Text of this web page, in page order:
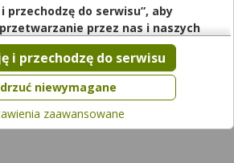
|65+
zł do 64,21 zł
przechodzę do serwisu”, aby
przez nas i naszych
danych w powyższych celach.
zgody jest dobrowolne, a wyrażoną
chwili cofnąć, możesz też wycofać
Twoich danych tylko w niektórych
dowiedzieć się więcej lub chcesz
szczegółową, to możesz tego
niewymagane
i przechodzę do serwisu
zaawansowane